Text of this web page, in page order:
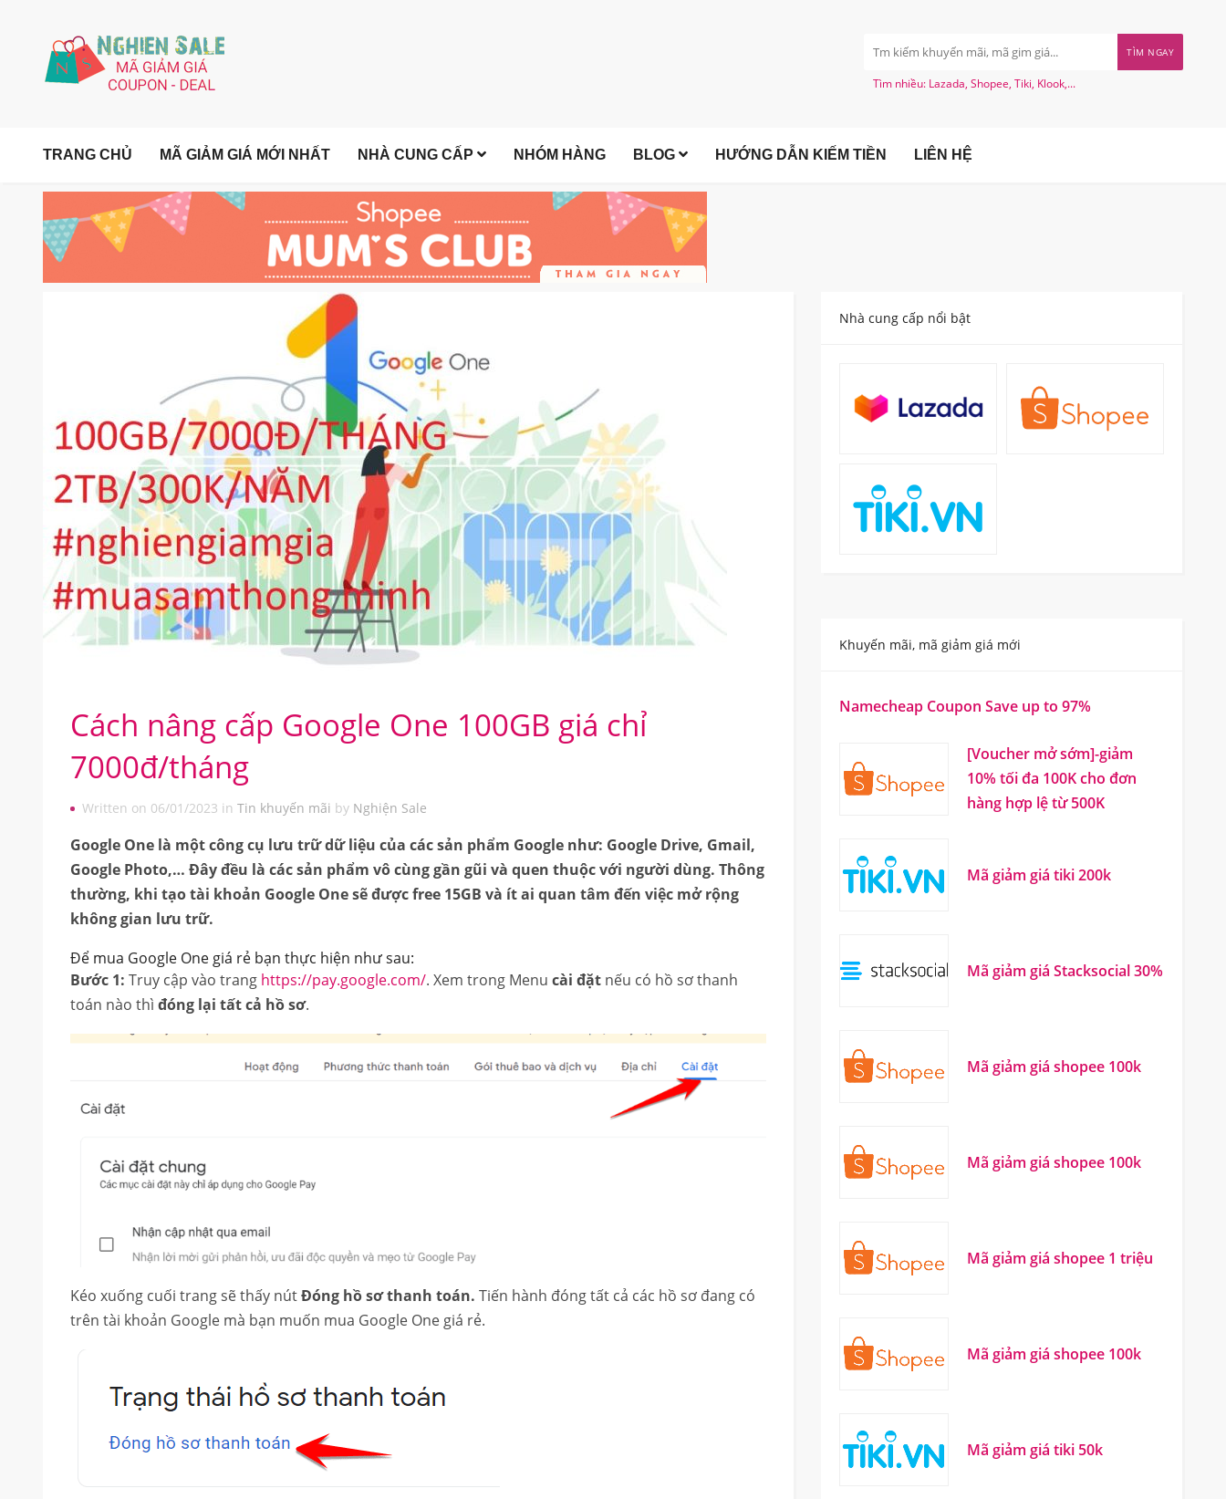
TÌM NGAY
Tìm nhiều: Lazada, Shopee, Tiki, Klook,...
TRANG CHỦ MÃ GIẢM GIÁ MỚI NHẤT NHÀ CUNG CẤP NHÓM HÀNG BLOG HƯỚNG DẪN KIẾM TIỀN LIÊN HỆ
Cách nâng cấp Google One 100GB giá chỉ
7000đ/tháng
Written on 06/01/2023 in Tin khuyến mãi by Nghiện Sale
Google One là một công cụ lưu trữ dữ liệu của các sản phẩm Google như: Google Drive, Gmail,
Google Photo,… Đây đều là các sản phẩm vô cùng gần gũi và quen thuộc với người dùng. Thông
thường, khi tạo tài khoản Google One sẽ được free 15GB và ít ai quan tâm đến việc mở rộng
không gian lưu trữ.
Để mua Google One giá rẻ bạn thực hiện như sau:
Bước 1: Truy cập vào trang https://pay.google.com/. Xem trong Menu cài đặt nếu có hồ sơ thanh
toán nào thì đóng lại tất cả hồ sơ.
Kéo xuống cuối trang sẽ thấy nútĐóng hồ sơ thanh toán. Tiến hành đóng tất cả các hồ sơ đang có
trên tài khoản Google mà bạn muốn mua Google One giá rẻ.
Nhà cung cấp nổi bật
Khuyến mãi, mã giảm giá mới
Namecheap Coupon Save up to 97%
[Voucher mở sớm]-giảm
10% tối đa 100K cho đơn
hàng hợp lệ từ 500K
Mã giảm giá tiki 200k
Mã giảm giá Stacksocial 30%
Mã giảm giá shopee 100k
Mã giảm giá shopee 100k
Mã giảm giá shopee 1 triệu
Mã giảm giá shopee 100k
Mã giảm giá tiki 50k